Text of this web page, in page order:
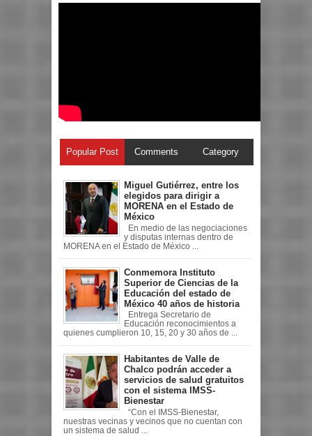
Popular Post Comments Category
Miguel Gutiérrez, entre los
elegidos para dirigir a
MORENA en el Estado de
México
En medio de las negociaciones
y disputas internas dentro de
MORENA en el Estado de México ...
Conmemora Instituto
Superior de Ciencias de la
Educación del estado de
México 40 años de historia
Entrega Secretario de
Educación reconocimientos a
quienes cumplieron 10, 15, 20 y 30 años de ...
Habitantes de Valle de
Chalco podrán acceder a
servicios de salud gratuitos
con el sistema IMSS-
Bienestar
“Con el IMSS-Bienestar,
nuestras vecinas y vecinos que no cuentan con
un sistema de salud ...